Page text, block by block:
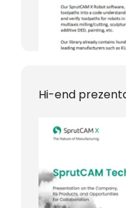
Hi-end